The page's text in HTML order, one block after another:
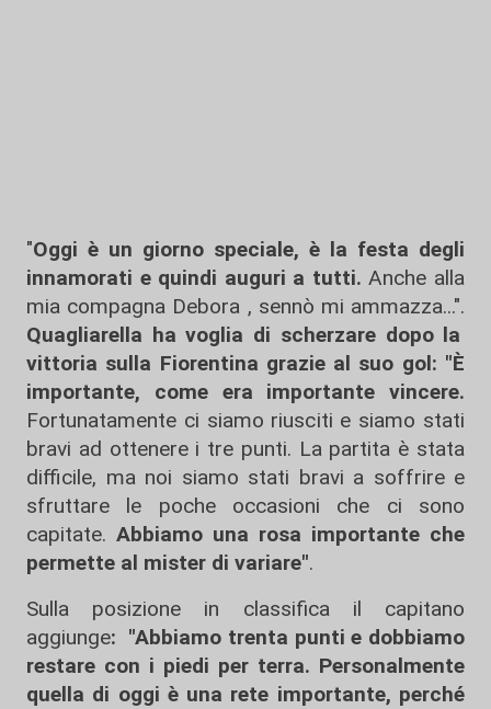
"Oggi è un giorno speciale, è la festa degli
innamorati e quindi auguri a tutti. Anche alla
mia compagna Debora , sennò mi ammazza...".
Quagliarella ha voglia di scherzare dopo la
vittoria sulla Fiorentina grazie al suo gol: "È
importante, come era importante vincere.
Fortunatamente ci siamo riusciti e siamo stati
bravi ad ottenere i tre punti. La partita è stata
difficile, ma noi siamo stati bravi a soffrire e
sfruttare le poche occasioni che ci sono
capitate. Abbiamo una rosa importante che
permette al mister di variare".
Sulla posizione in classifica il capitano
aggiunge: "Abbiamo trenta punti e dobbiamo
restare con i piedi per terra. Personalmente
quella di oggi è una rete importante, perché